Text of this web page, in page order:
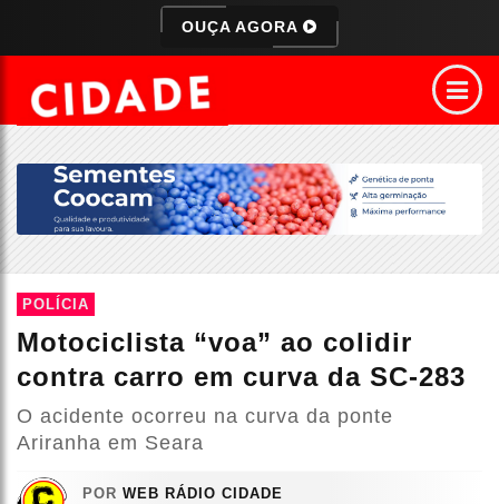
OUÇA AGORA
POLÍCIA
Motociclista “voa” ao colidir
contra carro em curva da SC-283
O acidente ocorreu na curva da ponte
Ariranha em Seara
POR WEB RÁDIO CIDADE